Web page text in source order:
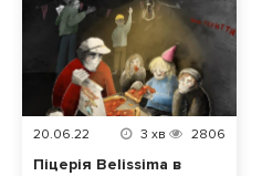
20.06.22 3 хв 2806
Піцерія Belissima в